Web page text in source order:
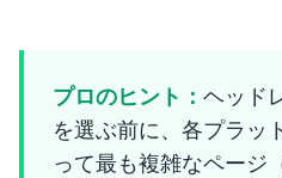
プロのヒント： ヘッド
を選ぶ前に、各プラッ
って最も複雑なページ